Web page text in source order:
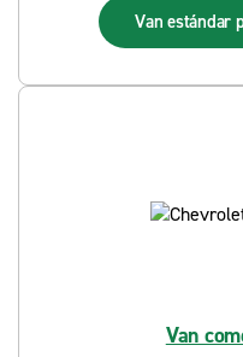
Van estándar
Van